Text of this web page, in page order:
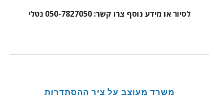
לסיור או מידע נוסף צרו קשר: 050-7827050 נטלי
משרד מעוצב על ציר ההסתדרות